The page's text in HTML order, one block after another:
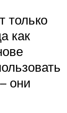
только
как
они